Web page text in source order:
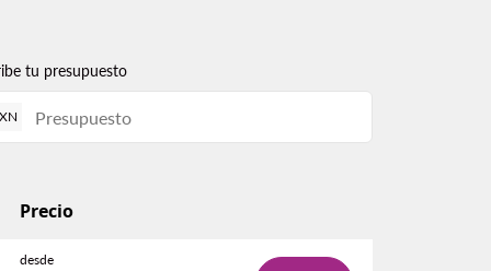
tu presupuesto
Precio
desde